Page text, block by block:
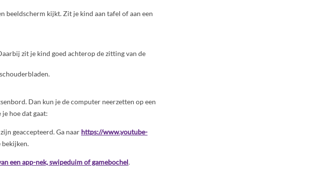
beeldscherm kijkt. Zit je kind aan tafel of aan een
zit je kind goed achterop de zitting van de
Dan kun je de computer neerzetten op een
hoe dat gaat:
geaccepteerd. Ga naar https://www.youtube-
bekijken.
een app-nek, swipeduim of gamebochel.